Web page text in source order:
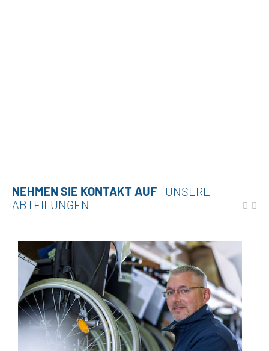
NEHMEN SIE KONTAKT AUF
UNSERE
ABTEILUNGEN